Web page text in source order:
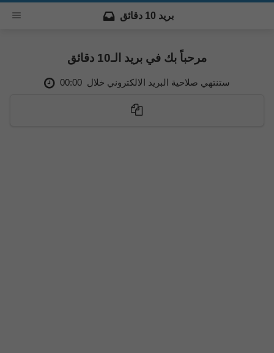
بريد 10 دقائق
مرحباً بك في بريد الـ10 دقائق
ستنتهي صلاحية البريد الالكتروني خلال 00:00